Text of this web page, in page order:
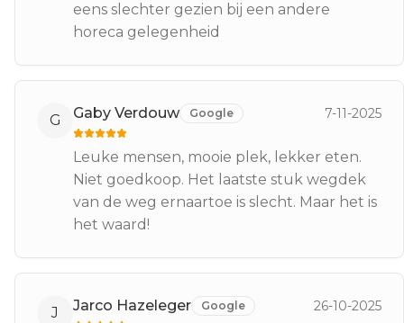
eens slechter gezien bij een andere
horeca gelegenheid
G Gaby Verdouw Google 7-11-2025
Leuke mensen, mooie plek, lekker eten.
Niet goedkoop. Het laatste stuk wegdek
van de weg ernaartoe is slecht. Maar het is
het waard!
J Jarco Hazeleger Google 26-10-2025